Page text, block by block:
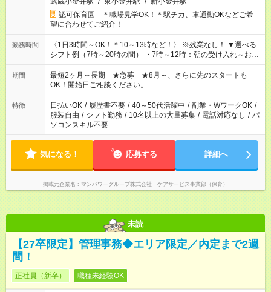
認可保育園 ＊職場見学OK！＊駅チカ、車通勤OKなどご希
望に合わせてご紹介！
勤務時間
〈1日3時間～OK！＊10～13時など！〉 ※残業なし！ ▼選べる
シフト例（7時～20時の間） ・7時～12時：朝の受け入れ～お昼
の準備 ・10時～13時：園児の見守り～お昼の補助 ・9時～16
時：帰りの会まで！子供の成長を見守る ・15時～20時：夜のお
迎えサポート
期間
最短2ヶ月～長期 ★急募 ★8月～、さらに先のスタートも
OK！開始日ご相談ください。
特徴 日払いOK / 履歴書不要 / 40～50代活躍中 / 副業・WワークOK /
服装自由 / シフト勤務 / 10名以上の大量募集 / 電話対応なし / パ
ソコンスキル不要
気になる！ 応募する 詳細へ
掲載元企業名 マンパワーグループ株式会社 ケアサービス事業部（保育）
未読
【27卒限定】管理事務◆エリア限定／内定まで2週
間！
正社員（新卒） 職種未経験OK